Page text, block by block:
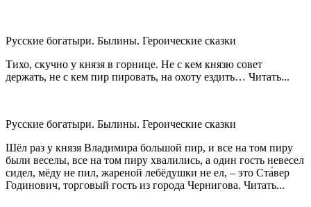
Русские богатыри. Былины. Героические сказки
Тихо, скучно у князя в горнице. Не с кем князю совет
держать, не с кем пир пировать, на охоту ездить… Читать...
Русские богатыри. Былины. Героические сказки
Шёл раз у князя Владимира большой пир, и все на том пиру
были веселы, все на том пиру хвалились, а один гость невесел
сидел, мёду не пил, жареной лебёдушки не ел, – это Ста́вер
Годинович, торговый гость из города Чернигова. Читать...